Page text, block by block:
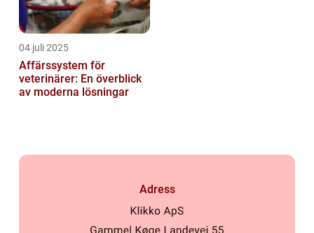
04 juli 2025
Affärssystem för
veterinärer: En överblick
av moderna lösningar
Adress